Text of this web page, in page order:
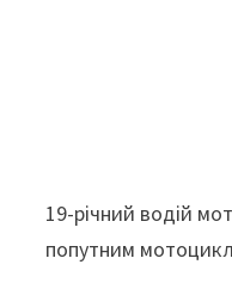
19-річний водій
попутним